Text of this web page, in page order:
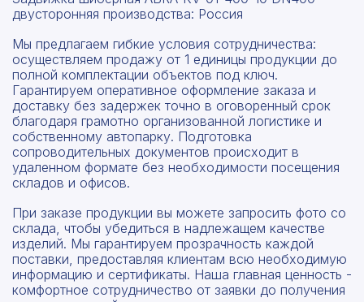
двусторонняя производства: Россия
Мы предлагаем гибкие условия сотрудничества:
осуществляем продажу от 1 единицы продукции до
полной комплектации объектов под ключ.
Гарантируем оперативное оформление заказа и
доставку без задержек точно в оговоренный срок
благодаря грамотно организованной логистике и
собственному автопарку. Подготовка
сопроводительных документов происходит в
удаленном формате без необходимости посещения
складов и офисов.
При заказе продукции вы можете запросить фото со
склада, чтобы убедиться в надлежащем качестве
изделий. Мы гарантируем прозрачность каждой
поставки, предоставляя клиентам всю необходимую
информацию и сертификаты. Наша главная ценность -
комфортное сотрудничество от заявки до получения